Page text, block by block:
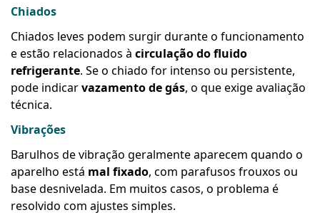
Chiados
Chiados leves podem surgir durante o funcionamento
e estão relacionados à circulação do fluido
refrigerante. Se o chiado for intenso ou persistente,
pode indicarvazamento de gás, o que exige avaliação
técnica.
Vibrações
Barulhos de vibração geralmente aparecem quando o
aparelho está mal fixado, com parafusos frouxos ou
base desnivelada. Em muitos casos, o problema é
resolvido com ajustes simples.